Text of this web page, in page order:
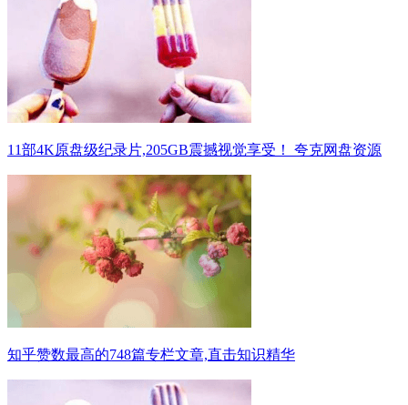
11部4K原盘级纪录片,205GB震撼视觉享受！ 夸克网盘资源
知乎赞数最高的748篇专栏文章,直击知识精华